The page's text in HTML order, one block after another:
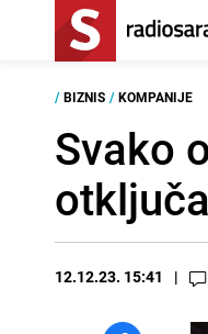
/ BIZNIS / KOMPANIJE
Svako
12.12.23. 15:41